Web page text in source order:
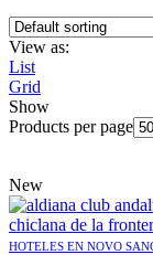
View as:
List
Grid
Show
Products per page
New
HOTELES EN NOVO